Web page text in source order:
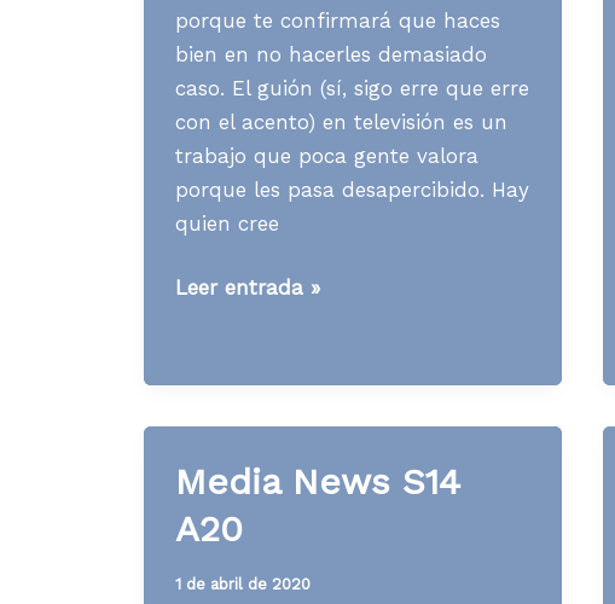
porque te confirmará que haces
bien en no hacerles demasiado
caso. El guión (sí, sigo erre que erre
con el acento) en televisión es un
trabajo que poca gente valora
porque les pasa desapercibido. Hay
quien cree
Media
A22
Leer entrada »
Media News S14
A20
1 de abril de 2020